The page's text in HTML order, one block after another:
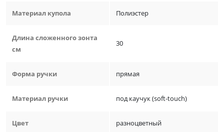
Материал купола Полиэстер
Длина сложенного зонта
см
30
Форма ручки прямая
Материал ручки под каучук (soft-touch)
Цвет разноцветный